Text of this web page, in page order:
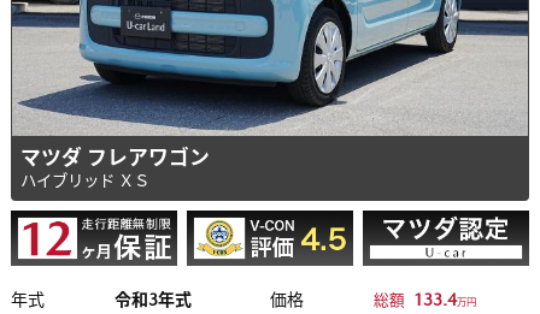
マツダ フレアワゴン
ハイブリッド ＸＳ
年式 令和3年式 価格 総額 133.4万円